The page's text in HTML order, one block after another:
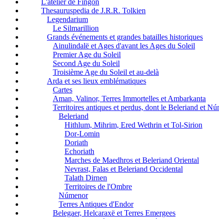
Thesauruspedia de J.R.R. Tolkien
Legendarium
Le Silmarillion
Grands événements et grandes batailles historiques
Ainulindalë et Ages d'avant les Ages du Soleil
Premier Age du Soleil
Second Age du Soleil
Troisième Age du Soleil et au-delà
Arda et ses lieux emblématiques
Cartes
Aman, Valinor, Terres Immortelles et Ambarkanta
Territoires antiques et perdus, dont le Beleriand et
Beleriand
Hithlum, Mihrim, Ered Wethrin et Tol-Sirion
Dor-Lomin
Doriath
Echoriath
Marches de Maedhros et Beleriand Oriental
Nevrast, Falas et Beleriand Occidental
Talath Dirnen
Territoires de l'Ombre
Númenor
Terres Antiques d'Endor
Belegaer, Helcaraxë et Terres Emergees